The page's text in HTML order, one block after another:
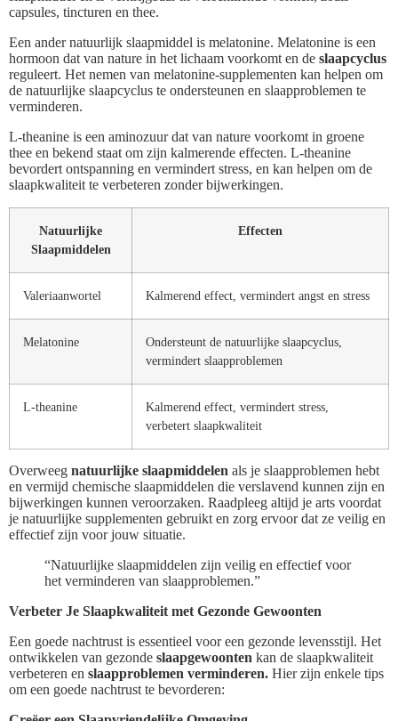
capsules, tincturen en thee.
Een ander natuurlijk slaapmiddel is melatonine. Melatonine is een
hormoon dat van nature in het lichaam voorkomt en de slaapcyclus
reguleert. Het nemen van melatonine-supplementen kan helpen om
de natuurlijke slaapcyclus te ondersteunen en slaapproblemen te
verminderen.
L-theanine is een aminozuur dat van nature voorkomt in groene
thee en bekend staat om zijn kalmerende effecten. L-theanine
bevordert ontspanning en vermindert stress, en kan helpen om de
slaapkwaliteit te verbeteren zonder bijwerkingen.
Natuurlijke
Slaapmiddelen
Effecten
Valeriaanwortel Kalmerend effect, vermindert angst en stress
Melatonine
Ondersteunt de natuurlijke slaapcyclus,
vermindert slaapproblemen
L-theanine
Kalmerend effect, vermindert stress,
verbetert slaapkwaliteit
Overweeg natuurlijke slaapmiddelen als je slaapproblemen hebt
en vermijd chemische slaapmiddelen die verslavend kunnen zijn en
bijwerkingen kunnen veroorzaken. Raadpleeg altijd je arts voordat
je natuurlijke supplementen gebruikt en zorg ervoor dat ze veilig en
effectief zijn voor jouw situatie.
“Natuurlijke slaapmiddelen zijn veilig en effectief voor
het verminderen van slaapproblemen.”
Verbeter Je Slaapkwaliteit met Gezonde Gewoonten
Een goede nachtrust is essentieel voor een gezonde levensstijl. Het
ontwikkelen van gezonde slaapgewoonten kan de slaapkwaliteit
verbeteren en slaapproblemen verminderen. Hier zijn enkele tips
om een goede nachtrust te bevorderen: